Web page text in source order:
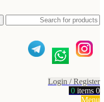
Login / Register
0
items
0
Menu